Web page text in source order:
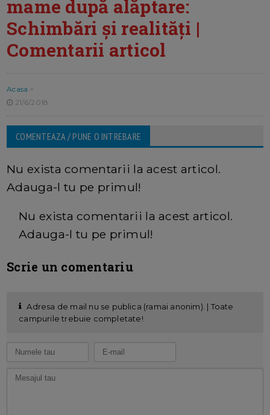
mame după alăptare:
Schimbări și realități |
Comentarii articol
Acasa >
21/6/2018
COMENTEAZA / PUNE O INTREBARE
Nu exista comentarii la acest articol.
Adauga-l tu pe primul!
Nu exista comentarii la acest articol.
Adauga-l tu pe primul!
Scrie un comentariu
Adresa de mail nu se publica (ramai anonim). | Toate
campurile trebuie completate!